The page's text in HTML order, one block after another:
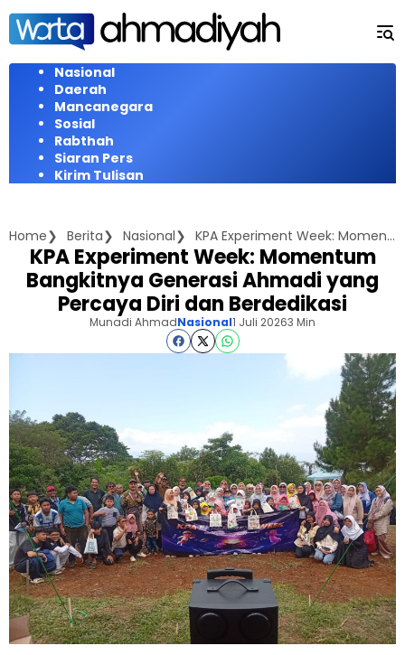
Langsung
konten
Nasional
Daerah
Mancanegara
Sosial
Rabthah
Siaran Pers
Kirim Tulisan
Home Berita Nasional KPA Experiment Week: Momentum Bangkitnya Generasi Ahmadi yang Percaya Diri dan Berdedikasi
KPA Experiment Week: Momentum
Bangkitnya Generasi Ahmadi yang
Percaya Diri dan Berdedikasi
Munadi AhmadNasional1 Juli 20263 Min